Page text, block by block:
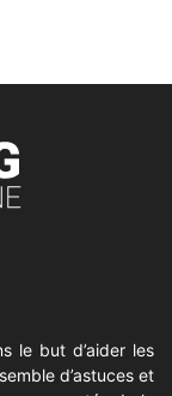
le but d’aider les
d’astuces et